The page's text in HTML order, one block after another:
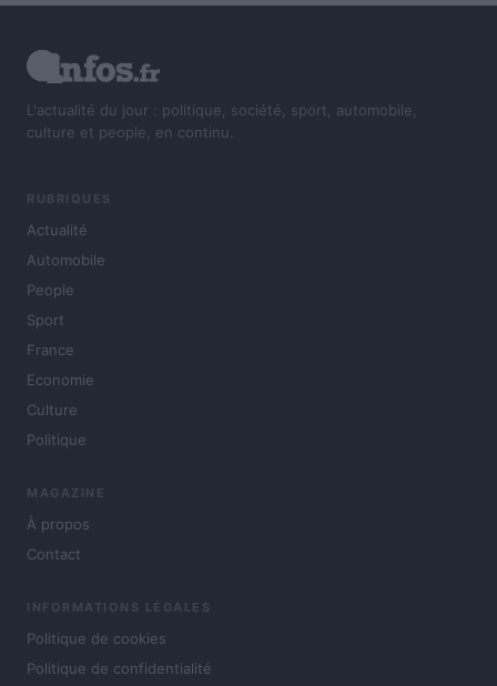
L'actualité du jour : politique, société, sport, automobile,
culture et people, en continu.
RUBRIQUES
Actualité
Automobile
People
Sport
France
Economie
Culture
Politique
MAGAZINE
À propos
Contact
INFORMATIONS LÉGALES
Politique de cookies
Politique de confidentialité